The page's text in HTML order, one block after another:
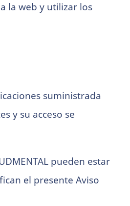
la web y utilizar los
suministrada
y su acceso se
pueden estar
el presente Aviso